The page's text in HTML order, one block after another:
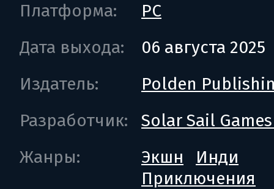
Платформа:
PC
Дата выхода:
06 августа 2025
Издатель:
Polden
Разработчик:
Solar Sail
Жанры:
Экшн
Инди
Приключения